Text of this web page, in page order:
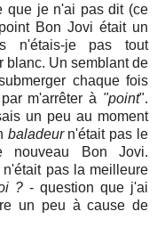
que je n'ai pas dit (ce
Bon Jovi était un
n'étais-je pas tout
blanc. Un semblant de
chaque fois
m'arrêter à "point".
un peu au moment
baladeurn'était pas le
nouveau Bon Jovi.
pas la meilleure
?- question que j'ai
un peu à cause de